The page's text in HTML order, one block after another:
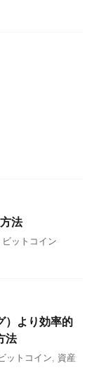
法
ビットコイン
）より効率的
法
ットコイン, 資産